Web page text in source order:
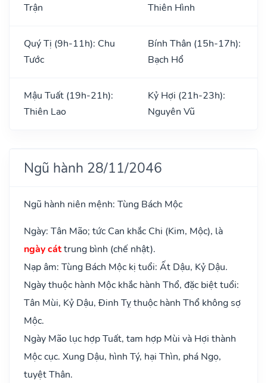
Trận
Thiên Hình
Quý Tị (9h-11h): Chu
Tước
Bính Thân (15h-17h):
Bạch Hổ
Mậu Tuất (19h-21h):
Thiên Lao
Kỷ Hợi (21h-23h):
Nguyên Vũ
Ngũ hành 28/11/2046
Ngũ hành niên mệnh: Tùng Bách Mộc
Ngày: Tân Mão; tức Can khắc Chi (Kim, Mộc), là
ngày cáttrung bình (chế nhật).
Nạp âm: Tùng Bách Mộc kị tuổi: Ất Dậu, Kỷ Dậu.
Ngày thuộc hành Mộc khắc hành Thổ, đặc biệt tuổi:
Tân Mùi, Kỷ Dậu, Đinh Tỵ thuộc hành Thổ không sợ
Mộc.
Ngày Mão lục hợp Tuất, tam hợp Mùi và Hợi thành
Mộc cục. Xung Dậu, hình Tý, hại Thìn, phá Ngọ,
tuyệt Thân.